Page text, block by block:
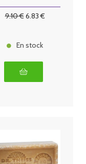
9.10€6.83€
En stock